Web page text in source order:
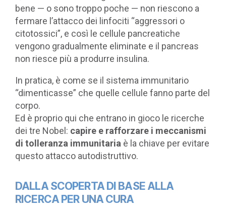
bene — o sono troppo poche — non riescono a
fermare l’attacco dei linfociti “aggressori o
citotossici”, e così le cellule pancreatiche
vengono gradualmente eliminate e il pancreas
non riesce più a produrre insulina.
In pratica, è come se il sistema immunitario
“dimenticasse” che quelle cellule fanno parte del
corpo.
Ed è proprio qui che entrano in gioco le ricerche
dei tre Nobel: capire e rafforzare i meccanismi
di tolleranza immunitaria è la chiave per evitare
questo attacco autodistruttivo.
DALLA SCOPERTA DI BASE ALLA
RICERCA PER UNA CURA